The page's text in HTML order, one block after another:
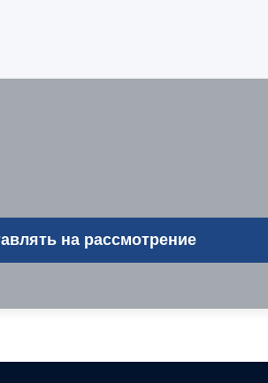
на рассмотрение